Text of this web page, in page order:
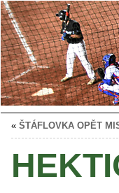
« ŠTÁFLOVKA OPĚT